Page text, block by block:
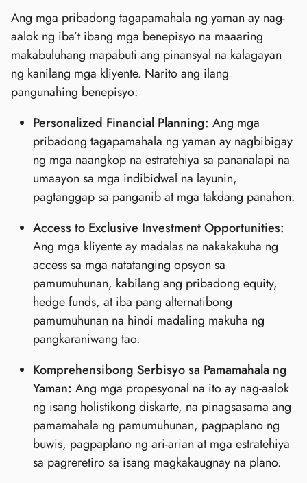
Ang mga pribadong tagapamahala ng yaman ay nag-
aalok ng iba’t ibang mga benepisyo na maaaring
makabuluhang mapabuti ang pinansyal na kalagayan
ng kanilang mga kliyente. Narito ang ilang
pangunahing benepisyo:
Personalized Financial Planning: Ang mga
pribadong tagapamahala ng yaman ay nagbibigay
ng mga naangkop na estratehiya sa pananalapi na
umaayon sa mga indibidwal na layunin,
pagtanggap sa panganib at mga takdang panahon.
Access to Exclusive Investment Opportunities:
Ang mga kliyente ay madalas na nakakakuha ng
access sa mga natatanging opsyon sa
pamumuhunan, kabilang ang pribadong equity,
hedge funds, at iba pang alternatibong
pamumuhunan na hindi madaling makuha ng
pangkaraniwang tao.
Komprehensibong Serbisyo sa Pamamahala ng
Yaman: Ang mga propesyonal na ito ay nag-aalok
ng isang holistikong diskarte, na pinagsasama ang
pamamahala ng pamumuhunan, pagpaplano ng
buwis, pagpaplano ng ari-arian at mga estratehiya
sa pagreretiro sa isang magkakaugnay na plano.